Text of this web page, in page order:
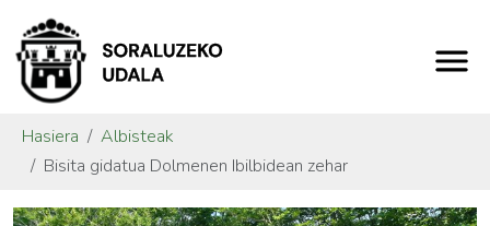
Hasiera
Albisteak
Bisita gidatua Dolmenen Ibilbidean zehar